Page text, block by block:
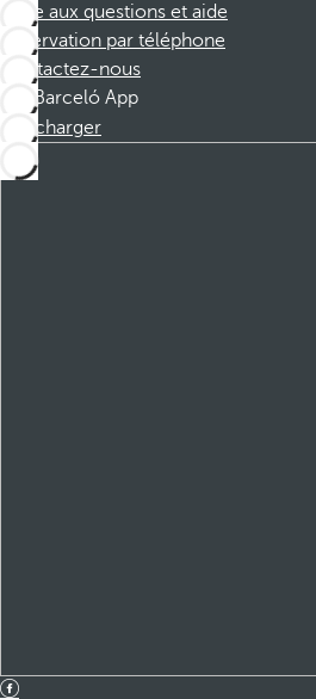
Foire aux questions et aide
Réservation par téléphone
Contactez-nous
Barceló App
Télécharger